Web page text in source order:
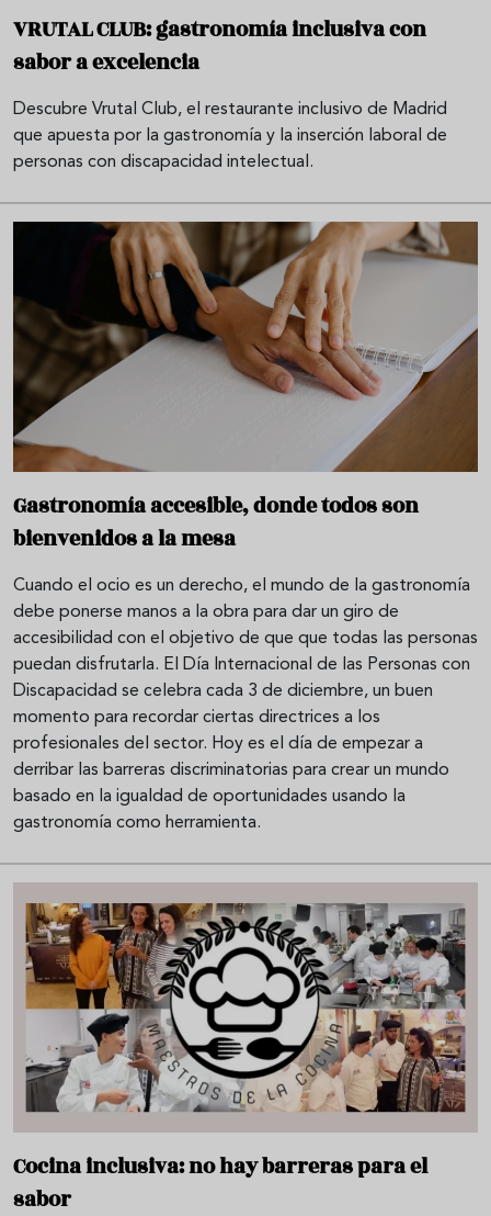
VRUTAL CLUB: gastronomía inclusiva con
sabor a excelencia
Descubre Vrutal Club, el restaurante inclusivo de Madrid
que apuesta por la gastronomía y la inserción laboral de
personas con discapacidad intelectual.
Gastronomía accesible, donde todos son
bienvenidos a la mesa
Cuando el ocio es un derecho, el mundo de la gastronomía
debe ponerse manos a la obra para dar un giro de
accesibilidad con el objetivo de que que todas las personas
puedan disfrutarla. El Día Internacional de las Personas con
Discapacidad se celebra cada 3 de diciembre, un buen
momento para recordar ciertas directrices a los
profesionales del sector. Hoy es el día de empezar a
derribar las barreras discriminatorias para crear un mundo
basado en la igualdad de oportunidades usando la
gastronomía como herramienta.
Cocina inclusiva: no hay barreras para el
sabor